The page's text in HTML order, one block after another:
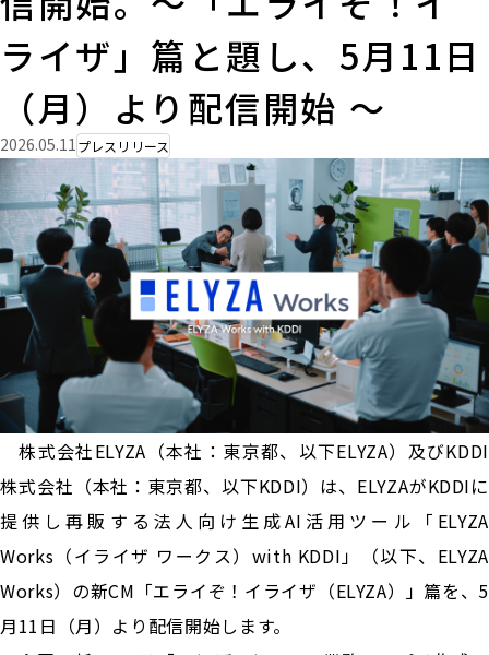
ライザ」篇と題し、5月11日
（月）より配信開始 〜
2026.05.11プレスリリース
株式会社ELYZA（本社：東京都、以下ELYZA）及びKDDI
株式会社（本社：東京都、以下KDDI）は、ELYZAがKDDIに
提供し再販する法人向け生成AI活用ツール「ELYZA
Works（イライザ ワークス）with KDDI」（以下、ELYZA
Works）の新CM「エライぞ！イライザ（ELYZA）」篇を、5
月11日（月）より配信開始します。